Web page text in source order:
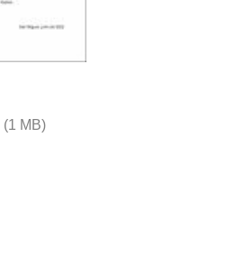
(1 MB)